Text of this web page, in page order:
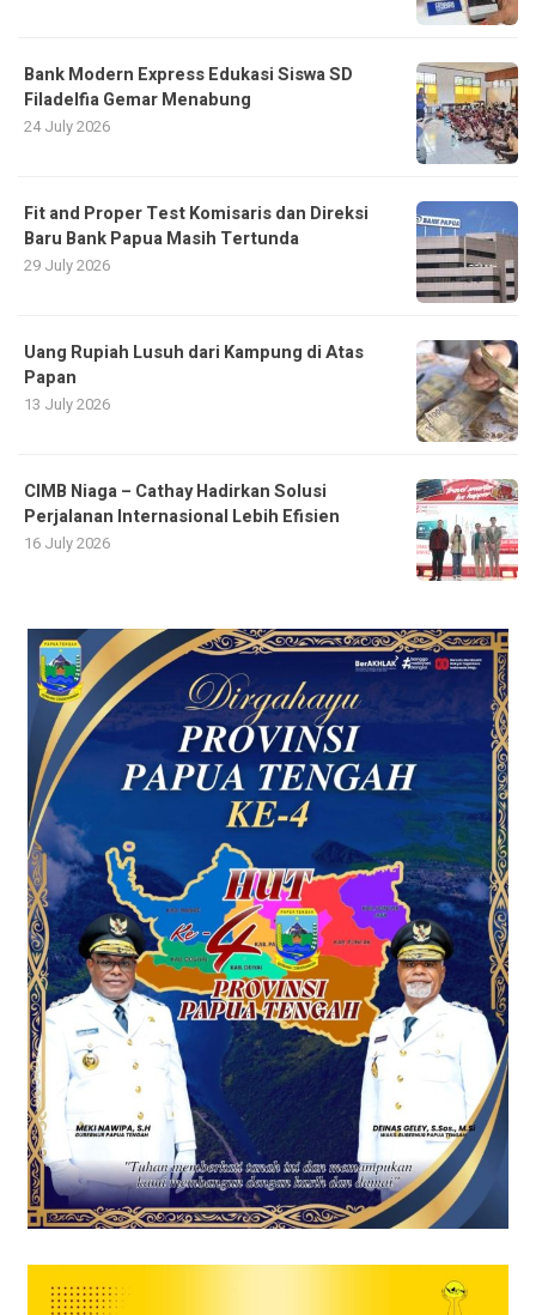
Bank Modern Express Edukasi Siswa SD
Filadelfia Gemar Menabung
24 July 2026
Fit and Proper Test Komisaris dan Direksi
Baru Bank Papua Masih Tertunda
29 July 2026
Uang Rupiah Lusuh dari Kampung di Atas
Papan
13 July 2026
CIMB Niaga – Cathay Hadirkan Solusi
Perjalanan Internasional Lebih Efisien
16 July 2026